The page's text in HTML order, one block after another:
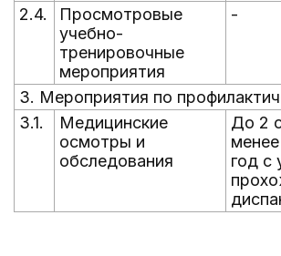
2.4.
Просмотровые
учебно-
тренировочные
мероприятия
-
3. Мероприятия по
3.1.
Медицинские
осмотры и
обследования
До 2
менее
год с